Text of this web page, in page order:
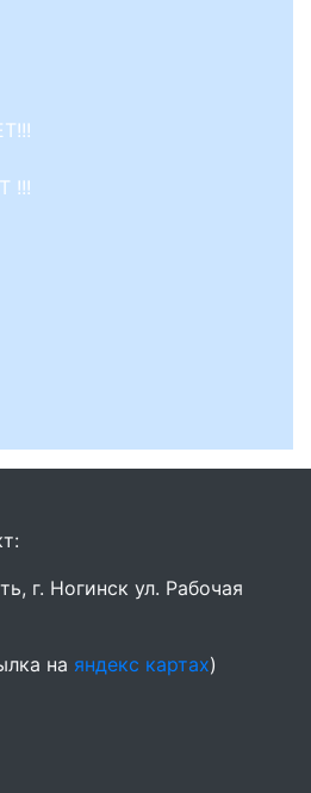
!!!
г. Ногинск ул. Рабочая
на яндекс картах)